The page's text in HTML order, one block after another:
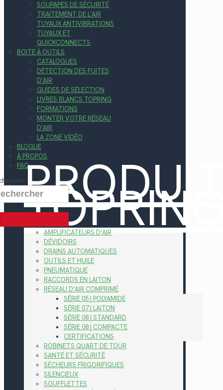
SOUPAPES DE SÉCURITÉ
TRAITEMENT DE L’AIR
TUYAUX ANTIVIBRATIONS
TUYAUX ET
QUICKCONNECTS
BOITE À OUTILS
CATALOGUES
DÉTECTION DES FUITES
D’AIR
GUIDES DE SÉLECTION
LIVRES BLANCS TOPRING
FORMATIONS
MONTER VOTRE RÉSEAU
D’AIR
LA ZONE VIDÉO
BLOGUE
À PROPOS
FAQ
AMPLIFICATEURS D’AIR
DÉVIDOIRS
DRAINS AUTOMATIQUES
OUTILS ET HUILE
PNEUMATIQUE
RACCORDS EN LAITON
RÉSEAU D’AIR COMPRIMÉ
SÉRIE 05 | POLYAMIDE
SÉRIE 07 | LAITON
SÉRIE 08 | STANDARD
SÉRIE 08 | COMPACTE
CERTIFICATIONS
ROBINETS QUART DE TOUR
SANTÉ ET SÉCURITÉ
SÉCHEURS FRIGORIFIQUES
SILENCIEUX
SOUFFLETTES